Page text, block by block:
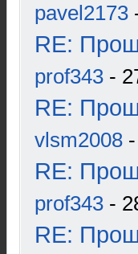
pavel2173
RE:
prof343 -
RE:
vlsm2008
RE:
prof343 -
RE: